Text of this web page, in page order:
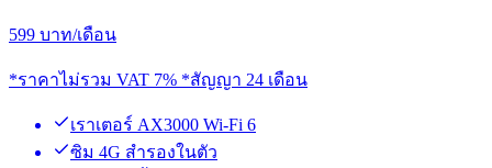
599 บาท/เดือน
*ราคาไม่รวม VAT 7% *สัญญา 24 เดือน
เราเตอร์ AX3000 Wi-Fi 6
ซิม 4G สำรองในตัว